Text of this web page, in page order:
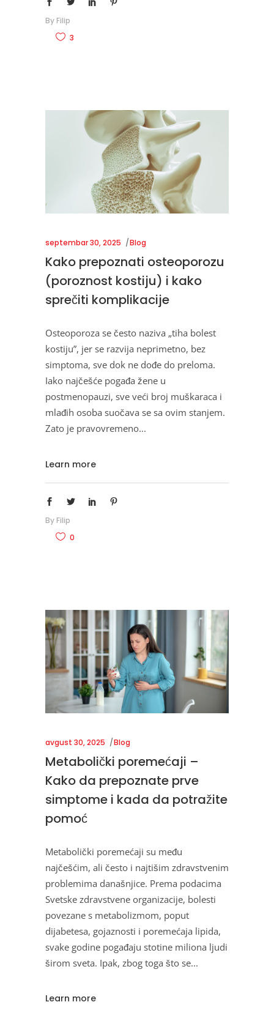
By Filip
3
septembar 30, 2025 Blog
Kako prepoznati osteoporozu
(poroznost kostiju) i kako
sprečiti komplikacije
Osteoporoza se često naziva „tiha bolest
kostiju”, jer se razvija neprimetno, bez
simptoma, sve dok ne dođe do preloma.
Iako najčešće pogađa žene u
postmenopauzi, sve veći broj muškaraca i
mlađih osoba suočava se sa ovim stanjem.
Zato je pravovremeno
Learn more
By Filip
0
avgust 30, 2025 Blog
Metabolički poremećaji –
Kako da prepoznate prve
simptome i kada da potražite
pomoć
Metabolički poremećaji su među
najčešćim, ali često i najtišim zdravstvenim
problemima današnjice. Prema podacima
Svetske zdravstvene organizacije, bolesti
povezane s metabolizmom, poput
dijabetesa, gojaznosti i poremećaja lipida,
svake godine pogađaju stotine miliona ljudi
širom sveta. Ipak, zbog toga što se
Learn more